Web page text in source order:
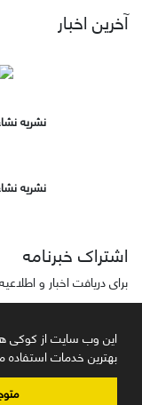
این وب سایت از کوکی ها
بهترین خدمات استفاده
آخرین اخبار
نشریه
نشریه
اشتراک خبرنامه
برای دریافت اخبار و